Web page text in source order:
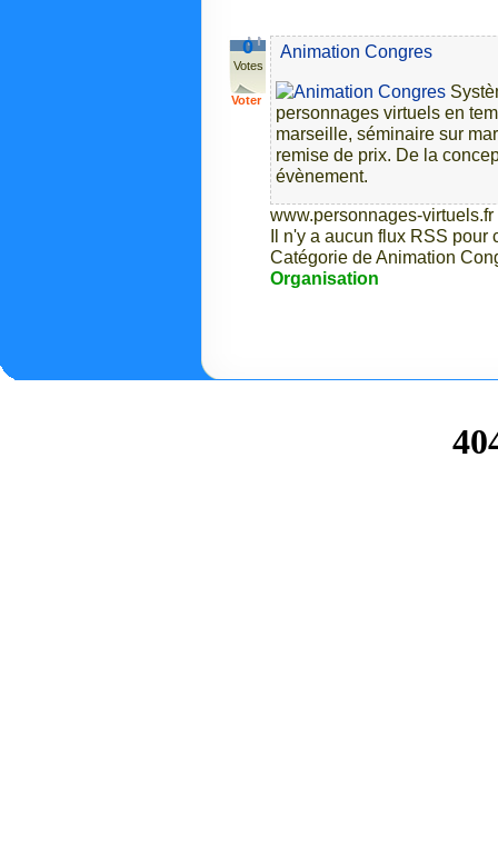
0
Votes
Voter
Animation Congres
personnages virtuels en
marseille, séminaire sur
remise de prix. De la
évènement.
www.personnages-virtuels.fr
Il n'y a aucun flux RSS pour
Catégorie de Animation
Organisation